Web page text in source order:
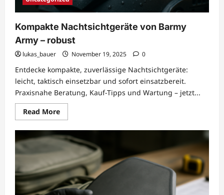
Kompakte Nachtsichtgeräte von Barmy
Army – robust
lukas_bauer November 19, 2025 0
Entdecke kompakte, zuverlässige Nachtsichtgeräte:
leicht, taktisch einsetzbar und sofort einsatzbereit.
Praxisnahe Beratung, Kauf-Tipps und Wartung – jetzt...
Read MoreRead
more
Kompakte
Nachtsichtgeräte
von
Barmy
Army
–
robust